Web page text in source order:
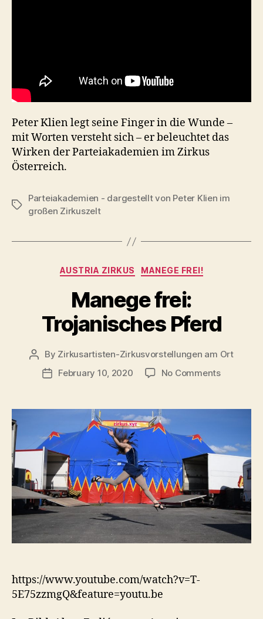
Peter Klien legt seine Finger in die Wunde –
mit Worten versteht sich – er beleuchtet das
Wirken der Parteiakademien im Zirkus
Österreich.
Tags
Parteiakademien - dargestellt von Peter Klien im
großen Zirkuszelt
Categories
AUSTRIA ZIRKUS MANEGE FREI!
Manege frei:
Trojanisches Pferd
Post
author
By Zirkusartisten-Zirkusvorstellungen am Ort
PostFebruary 10, 2020 No Commentson
https://www.youtube.com/watch?v=T-
5E75zzmgQ&feature=youtu.be